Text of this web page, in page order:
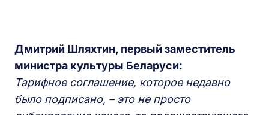
Дмитрий Шляхтин, первый заместитель
министра культуры Беларуси:
Тарифное соглашение, которое недавно
было подписано, – это не просто